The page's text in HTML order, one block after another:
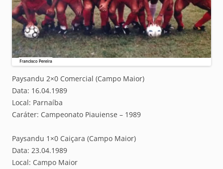
Paysandu 2×0 Comercial (Campo Maior)
Data: 16.04.1989
Local: Parnaíba
Caráter: Campeonato Piauiense – 1989
Paysandu 1×0 Caiçara (Campo Maior)
Data: 23.04.1989
Local: Campo Maior